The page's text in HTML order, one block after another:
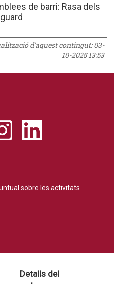
de barri: Rasa dels
d'aquest contingut:03-
10-2025 13:53
sobre les activitats
Detalls del